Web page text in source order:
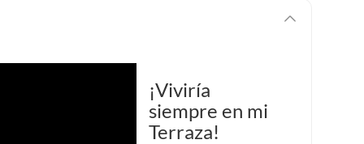
¡Viviría
siempre en mi
Terraza!